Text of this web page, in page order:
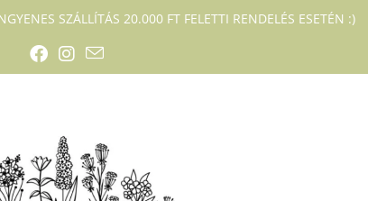
SZÁLLÍTÁS 20.000 FT FELETTI RENDELÉS ESETÉN :)